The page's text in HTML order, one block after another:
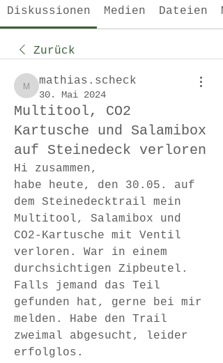
Diskussionen Medien Dateien
Zurück
mathias.scheck
mathias.scheck
30. Mai 2024
Multitool, CO2
Kartusche und Salamibox
auf Steinedeck verloren
Hi zusammen,
habe heute, den 30.05. auf
dem Steinedecktrail mein
Multitool, Salamibox und
CO2-Kartusche mit Ventil
verloren. War in einem
durchsichtigen Zipbeutel.
Falls jemand das Teil
gefunden hat, gerne bei mir
melden. Habe den Trail
zweimal abgesucht, leider
erfolglos.